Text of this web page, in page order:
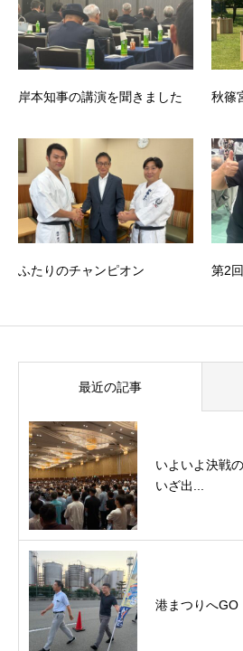
岸本知事の講演を聞きました 秋篠
ふたりのチャンピオン 第2
最近の記事
いよいよ決戦
いざ出...
港まつりへGO